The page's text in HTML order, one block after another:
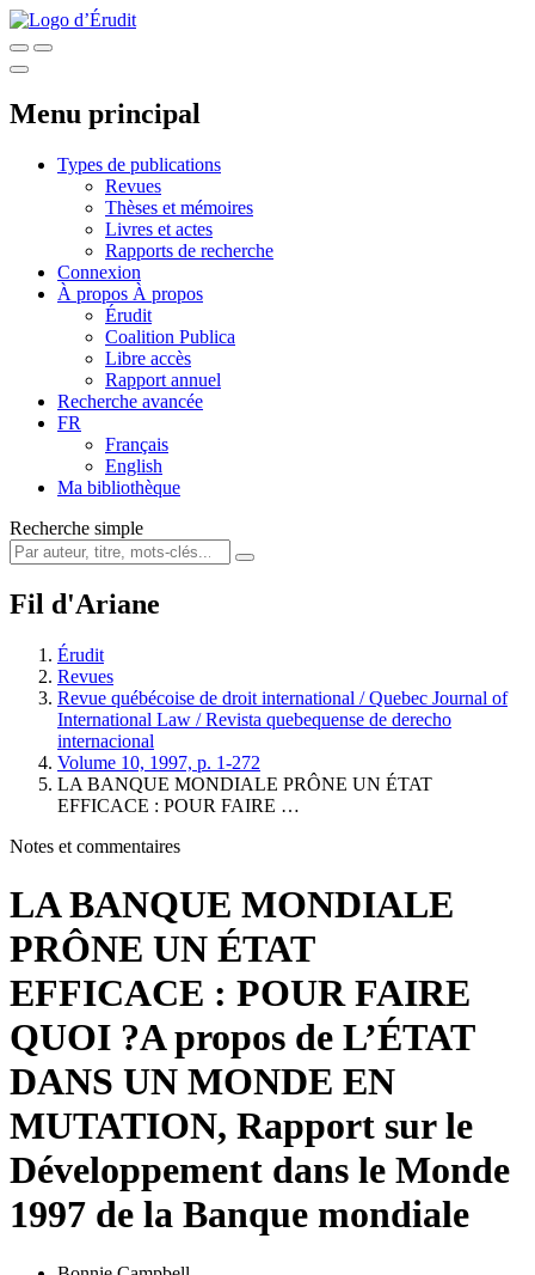
Menu principal
Types de publications
Revues
Thèses et mémoires
Livres et actes
Rapports de recherche
Connexion
À propos À propos
Érudit
Coalition Publica
Libre accès
Rapport annuel
Recherche avancée
FR
Français
English
Ma bibliothèque
Recherche simple
Fil d'Ariane
Érudit
Revues
Revue québécoise de droit international / Quebec Journal of
International Law / Revista quebequense de derecho
internacional
Volume 10, 1997, p. 1-272
LA BANQUE MONDIALE PRÔNE UN ÉTAT
EFFICACE : POUR FAIRE …
Notes et commentaires
LA BANQUE MONDIALE
PRÔNE UN ÉTAT
EFFICACE : POUR FAIRE
QUOI ?A propos de L’ÉTAT
DANS UN MONDE EN
MUTATION, Rapport sur le
Développement dans le Monde
1997 de la Banque mondiale